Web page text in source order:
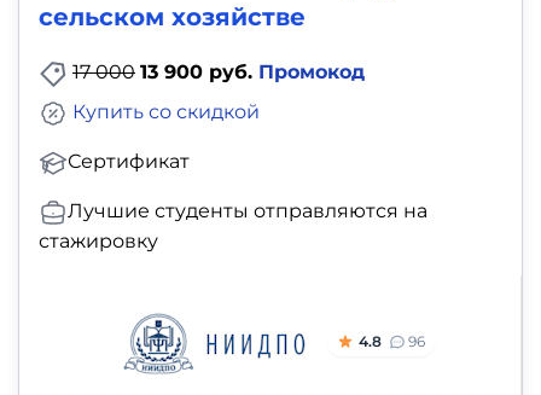
сельском хозяйстве
17 000 13 900 руб. Промокод
Сертификат
Купить со скидкой
Лучшие студенты отправляются на
стажировку
4.8 96